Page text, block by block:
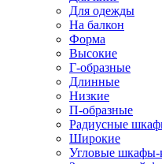
Для одежды
На балкон
Форма
Высокие
Г-образные
Длинные
Низкие
П-образные
Радиусные
Широкие
Угловые шкафы-